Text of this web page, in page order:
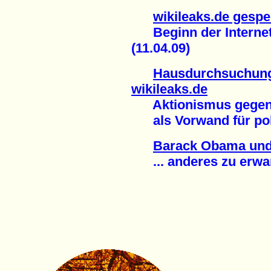
wikileaks.de
Beginn der
(11.04.09)
wikileaks.de
Aktionismus
als Vorwand für
Barack Obama
... anderes zu